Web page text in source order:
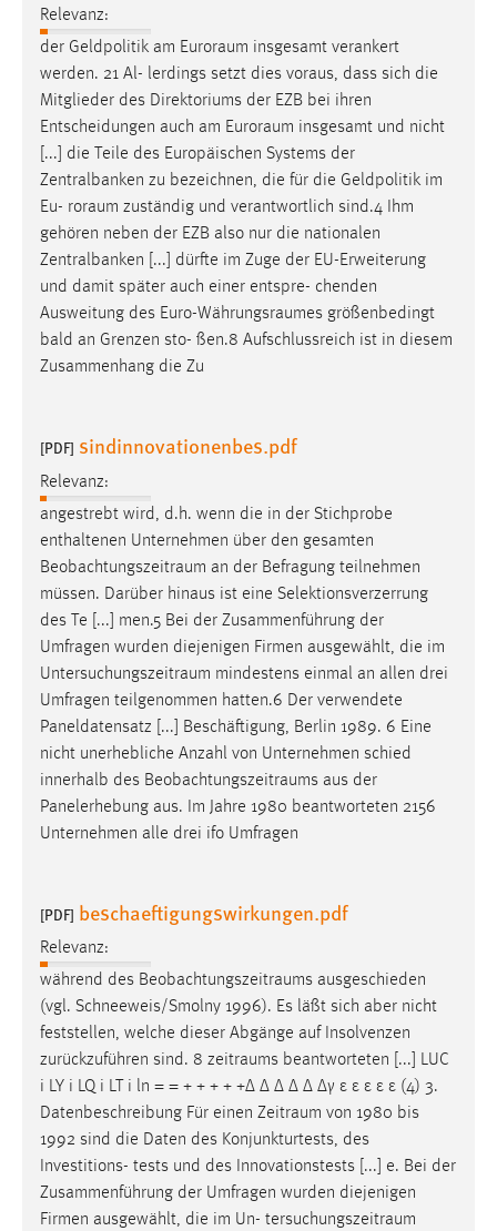
Relevanz:
der Geldpolitik am Euroraum insgesamt verankert
werden. 21 Al- lerdings setzt dies voraus, dass sich die
Mitglieder des Direktoriums der EZB bei ihren
Entscheidungen auch am Euroraum insgesamt und nicht
[...] die Teile des Europäischen Systems der
Zentralbanken zu bezeichnen, die für die Geldpolitik im
Eu- roraum zuständig und verantwortlich sind.4 Ihm
gehören neben der EZB also nur die nationalen
Zentralbanken [...] dürfte im Zuge der EU-Erweiterung
und damit später auch einer entspre- chenden
Ausweitung des Euro-Währungsraumes größenbedingt
bald an Grenzen sto- ßen.8 Aufschlussreich ist in diesem
Zusammenhang die Zu
[PDF] sindinnovationenbes.pdf
Relevanz:
angestrebt wird, d.h. wenn die in der Stichprobe
enthaltenen Unternehmen über den gesamten
Beobachtungszeitraum an der Befragung teilnehmen
müssen. Darüber hinaus ist eine Selektionsverzerrung
des Te [...] men.5 Bei der Zusammenführung der
Umfragen wurden diejenigen Firmen ausgewählt, die im
Untersuchungszeitraum mindestens einmal an allen drei
Umfragen teilgenommen hatten.6 Der verwendete
Paneldatensatz [...] Beschäftigung, Berlin 1989. 6 Eine
nicht unerhebliche Anzahl von Unternehmen schied
innerhalb des Beobachtungszeitraums aus der
Panelerhebung aus. Im Jahre 1980 beantworteten 2156
Unternehmen alle drei ifo Umfragen
[PDF] beschaeftigungswirkungen.pdf
Relevanz:
während des Beobachtungszeitraums ausgeschieden
(vgl. Schneeweis/Smolny 1996). Es läßt sich aber nicht
feststellen, welche dieser Abgänge auf Insolvenzen
zurückzuführen sind. 8 zeitraums beantworteten [...] LUC
i LY i LQ i LT i ln = = + + + + +∆ ∆ ∆ ∆ ∆ ∆γ ε ε ε ε ε (4) 3.
Datenbeschreibung Für einen Zeitraum von 1980 bis
1992 sind die Daten des Konjunkturtests, des
Investitions- tests und des Innovationstests [...] e. Bei der
Zusammenführung der Umfragen wurden diejenigen
Firmen ausgewählt, die im Un- tersuchungszeitraum
Chat
Name:
MibewSessionID, MIBEW_UserID, mibew_locale, mibew-
chat-frame-style-5e9dbeb1811c0446
Zweck:
Wird benötigt um die Chatfunktion nutzen zu können.
Cookie Laufzeit:
MibewSessionID, mibew-chat-frame-style-
5e9dbeb1811c0446 = Sitzungslaufzeit, mibew_locale = 3
Jahre, MIBEW_UserID = 1 Jahr
Login
Zweck:
Dieser Cookie ist notwendig um sich an der Website
einloggen zu können.
Cookie Laufzeit:
24 Stunden
STATISTIK
Statistik Cookies erfassen Informationen anonym.
Diese Informationen helfen uns zu verstehen, wie
unsere Besucher unsere Website nutzen.
Matomo
Name:
Zweck:
Cookie Laufzeit:
Max. 13 Monate
MARKETING
Marketing Cookies werden von Drittanbietern
verwendet, um personalisierte Werbung anzuzeigen.
Sie tun dies, indem sie Besucher über Websites
hinweg verfolgen.